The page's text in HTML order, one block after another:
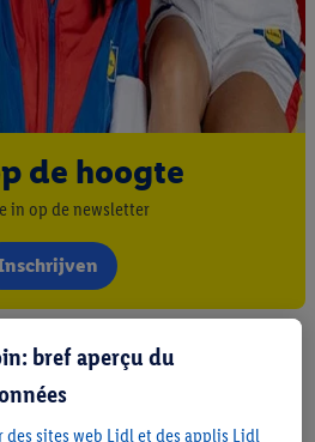
de hoogte
in op de newsletter
bref aperçu du
des sites web Lidl et des applis Lidl